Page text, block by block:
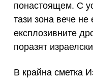
понастоящем. С
тази зона вече
експлозивните
поразят
В крайна сметка